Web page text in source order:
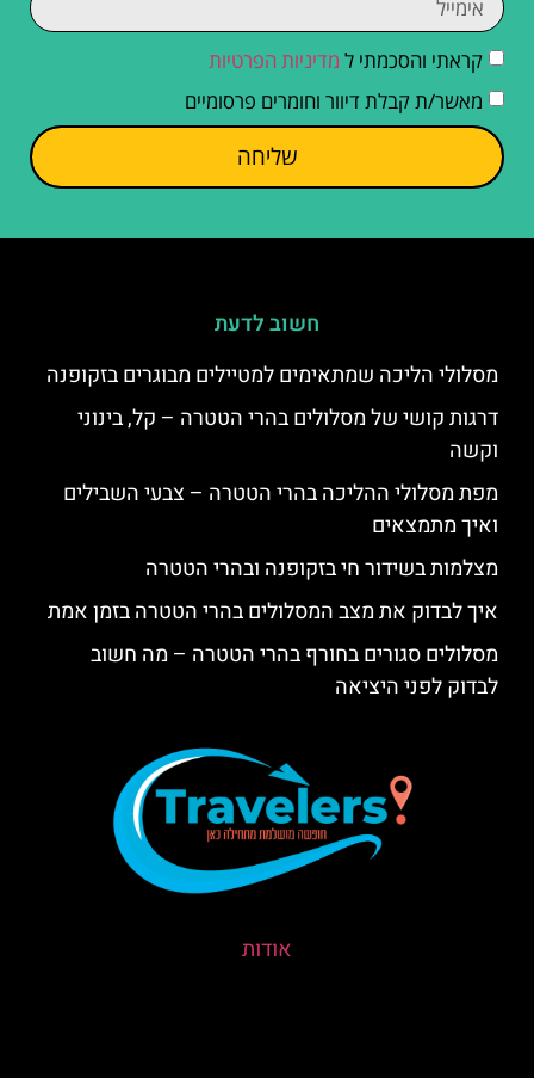
קראתי והסכמתי ל מדיניות הפרטיות
מאשר/ת קבלת דיוור וחומרים פרסומיים
שליחה
חשוב לדעת
מסלולי הליכה שמתאימים למטיילים מבוגרים בזקופנה
דרגות קושי של מסלולים בהרי הטטרה – קל, בינוני
וקשה
מפת מסלולי ההליכה בהרי הטטרה – צבעי השבילים
ואיך מתמצאים
מצלמות בשידור חי בזקופנה ובהרי הטטרה
איך לבדוק את מצב המסלולים בהרי הטטרה בזמן אמת
מסלולים סגורים בחורף בהרי הטטרה – מה חשוב
לבדוק לפני היציאה
אודות